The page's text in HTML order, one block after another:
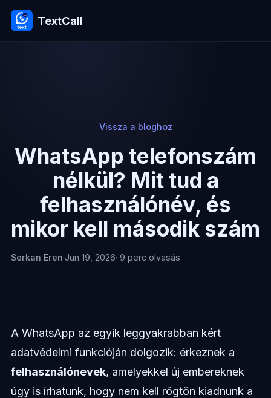
TextCall
Vissza a bloghoz
WhatsApp telefonszám
nélkül? Mit tud a
felhasználónév, és
mikor kell második szám
Serkan Eren·Jun 19, 2026· 9 perc olvasás
A WhatsApp az egyik leggyakrabban kért
adatvédelmi funkcióján dolgozik: érkeznek a
felhasználónevek, amelyekkel új embereknek
úgy is írhatunk, hogy nem kell rögtön kiadnunk a